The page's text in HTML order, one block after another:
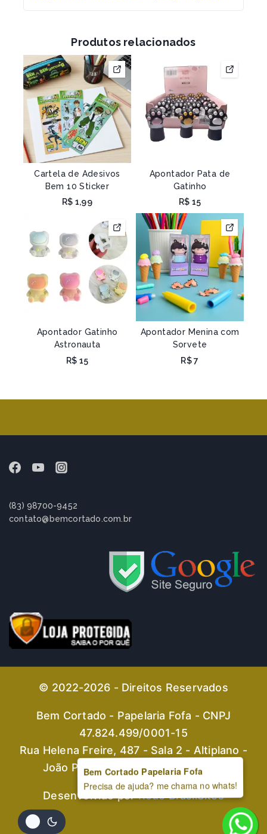
Produtos relacionados
Cartela de Adesivos
Bem 10 Sticker
R$ 1,99
Apontador Pata de
Gatinho
R$ 15
Apontador Gatinho
Astronauta
R$ 15
Apontador Menina com
Sorvete
R$7
(83) 98700-9452
contato@bemcortado.com.br
© 2022-2026 - Direitos Reservados
Bem Cortado - Papelaria Fofa - CNPJ
47.824.499/0001-15
Rua Helena Freire, 487 - Sala 2 - Altiplano -
João Pessoa-PB - CEP 59046-190
Desenvolvido porRede BrasilSites
Bem Cortado Papelaria Fofa
Precisa de ajuda? me chama no whats!